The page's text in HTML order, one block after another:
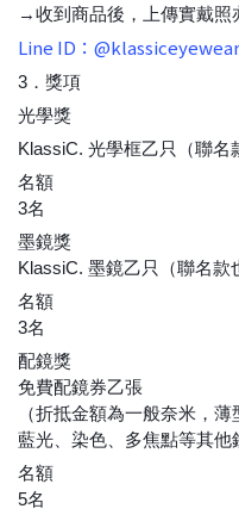
→收到商品後，上傳實戴照
Line ID：@klassiceyewear
3．獎項
光學獎
KlassiC. 光學框乙只（聯名
名額
3名
墨鏡獎
KlassiC. 墨鏡乙只（聯名款
名額
3名
配鏡獎
免費配鏡券乙張
（折抵金額為一般奈米，
藍光、染色、多焦點等其他
名額
5名